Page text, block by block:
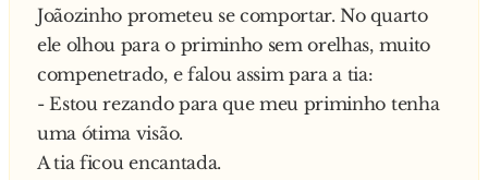
Quando São Pedro se afastou ela murmurou ao
seu príncipe encantado:
- O que será que eu fiz pra receber este
maravilhoso prêmio?
logo
Salim a coloca como um f**... no chão e começa
a come-la, até que em dado momento ela não
aguenta
aquela pressão toda e solta um longo p**....
Joãozinho prometeu se comportar. No quarto
ele olhou para o priminho sem orelhas, muito
compenetrado, e falou assim para a tia:
- Estou rezando para que meu priminho tenha
uma ótima visão.
A tia ficou encantada.